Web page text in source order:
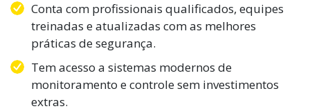
Conta com profissionais qualificados, equipes
treinadas e atualizadas com as melhores
práticas de segurança.
Tem acesso a sistemas modernos de
monitoramento e controle sem investimentos
extras.